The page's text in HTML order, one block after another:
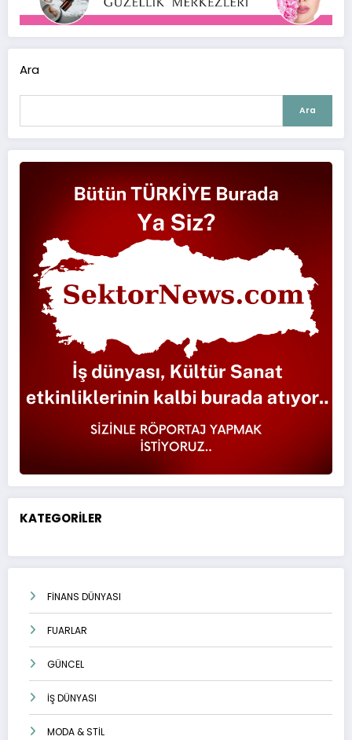
Ara
Ara
KATEGORİLER
FİNANS DÜNYASI
FUARLAR
GÜNCEL
İŞ DÜNYASI
MODA & STİL